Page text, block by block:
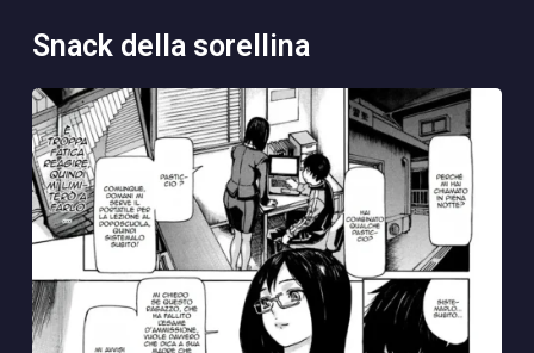
snack della sorellina